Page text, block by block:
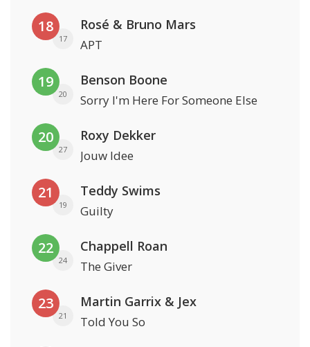
18
17
Rosé & Bruno Mars
APT
19
20
Benson Boone
Sorry I'm Here For Someone Else
20
27
Roxy Dekker
Jouw Idee
21
19
Teddy Swims
Guilty
22
24
Chappell Roan
The Giver
23
21
Martin Garrix & Jex
Told You So